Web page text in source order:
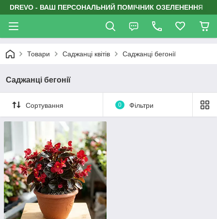
DREVO - ВАШ ПЕРСОНАЛЬНИЙ ПОМІЧНИК ОЗЕЛЕНЕННЯ
Товари Саджанці квітів Саджанці бегонії
Саджанці бегонії
Сортування 0 Фільтри